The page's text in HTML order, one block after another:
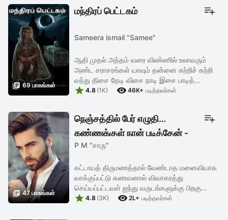
 69 பாகங்கள்
மந்திரப் பெட்டகம்
Sameera ismail "Samee"
ஆதி முதல் அந்தம் வரை விண்ணில் உலாவரும்
அண்ட சராசரங்கள் யாவும் தன்னை சுற்றிச் சுற்றி
வந்து திசை தேடி விசை நாடி இசை பாடித்
துதித்தாலும் காண்போர் கண்களுக்கென்னவோ
 4.8 (1K)  46K+ படித்தவர்கள்
 47 பாகங்கள்
நெஞ்சத்தில் பேர் எழுதி
கண்ணுக்குள் நான் படித்தேன் -
முன்னோட்டம்
P M "சாரு"
கட்டாயத் திருமணத்தால் வேண்டாத மனைவியாக
வாக்குப்பட்டு கணவனால் விவாகரத்து
செய்யப்பட்டவள் ஐந்து வருடங்களுக்கு பிறகு
அவனை சந்திக்கிறாள். அவளின் நிலை என்ன.?
 4.8 (3K)  2L+ படித்தவர்கள்